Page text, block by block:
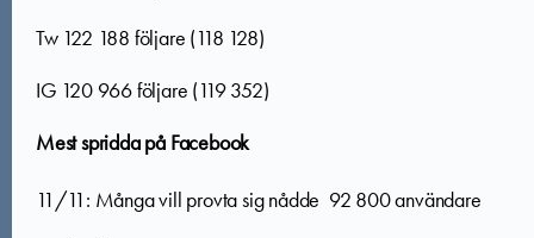
Tw 122 188 följare (118 128)
IG 120 966 följare (119 352)
Mest spridda på Facebook
11/11: Många vill provta sig nådde 92 800 användare